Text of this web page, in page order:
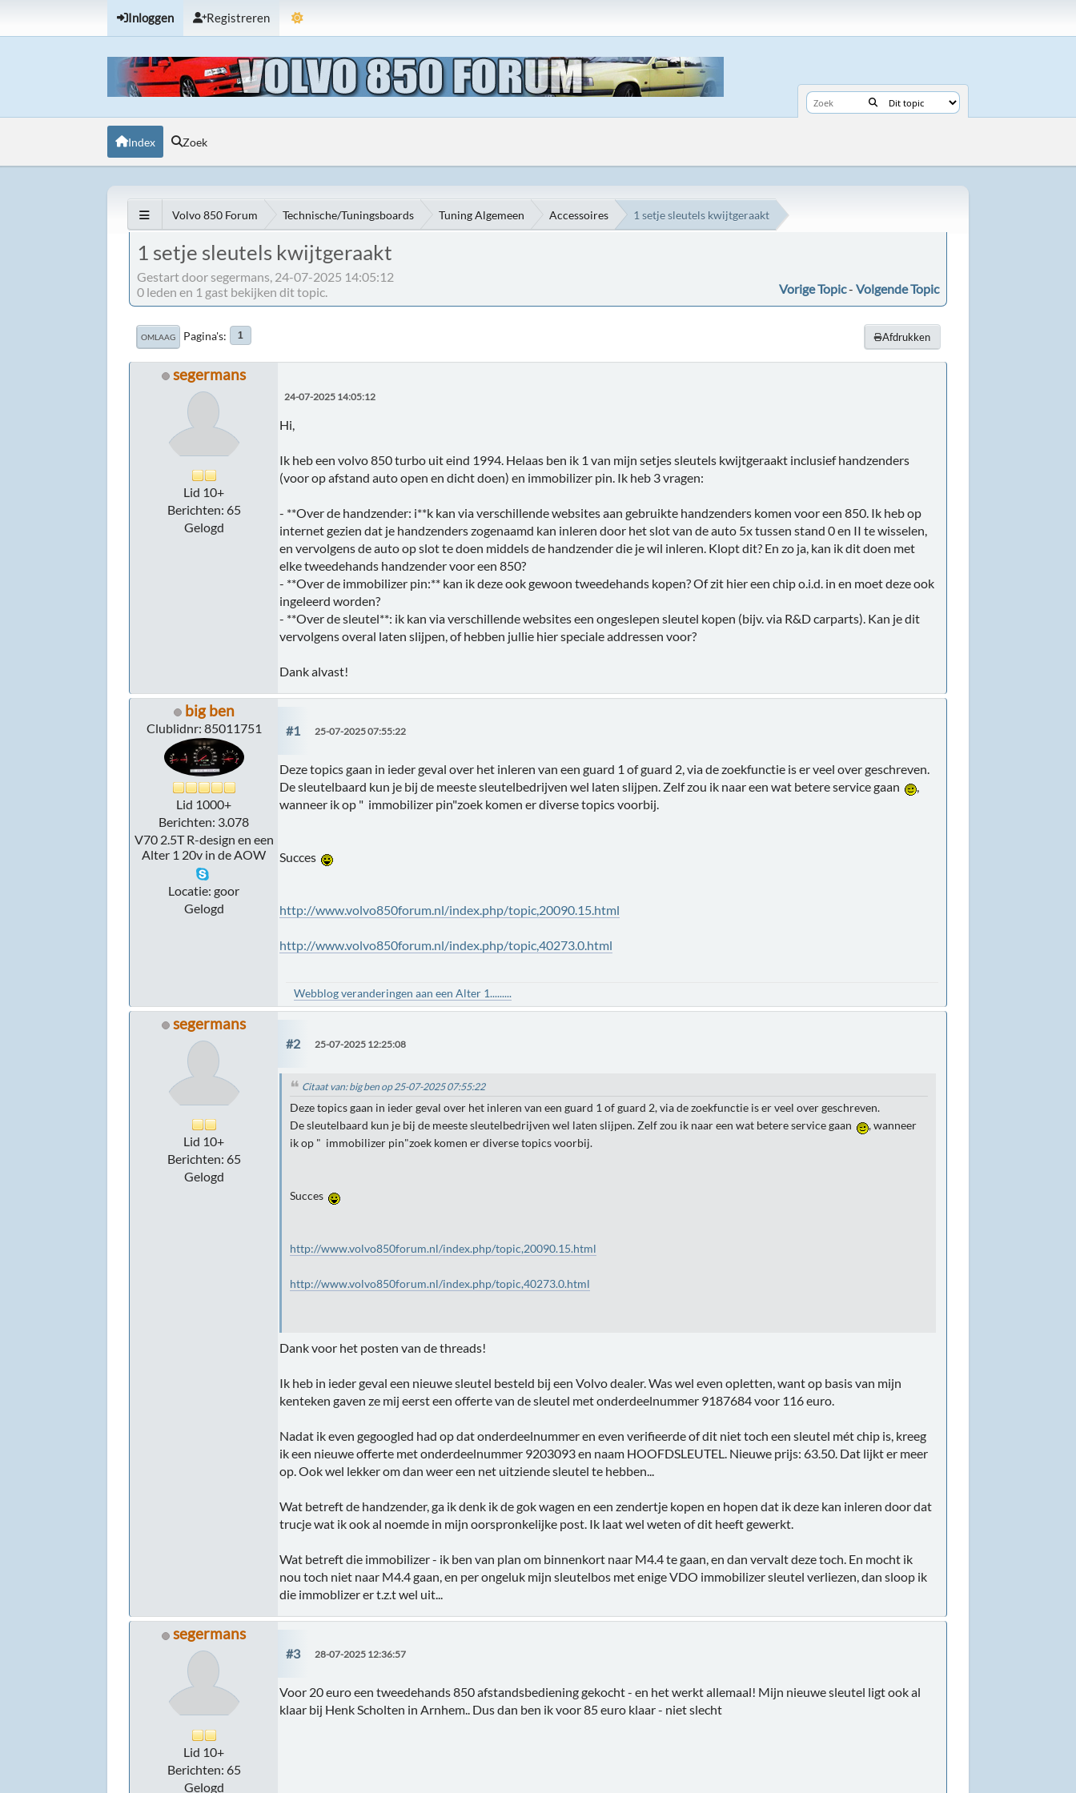
Inloggen Registreren
Index Zoek
Volvo 850 Forum Technische/Tuningsboards Tuning Algemeen Accessoires 1 setje sleutels kwijtgeraakt
1 setje sleutels kwijtgeraakt
Gestart door segermans, 24-07-2025 14:05:12
Vorige Topic- Volgende Topic
0 leden en 1 gast bekijken dit topic.
Afdrukken
OMLAAG Pagina's 1
segermans
Lid 10+
Berichten: 65
Gelogd
24-07-2025 14:05:12
Hi,
Ik heb een volvo 850 turbo uit eind 1994. Helaas ben ik 1 van mijn setjes sleutels kwijtgeraakt inclusief handzenders
(voor op afstand auto open en dicht doen) en immobilizer pin. Ik heb 3 vragen:
- **Over de handzender: i**k kan via verschillende websites aan gebruikte handzenders komen voor een 850. Ik heb op
internet gezien dat je handzenders zogenaamd kan inleren door het slot van de auto 5x tussen stand 0 en II te wisselen,
en vervolgens de auto op slot te doen middels de handzender die je wil inleren. Klopt dit? En zo ja, kan ik dit doen met
elke tweedehands handzender voor een 850?
- **Over de immobilizer pin:** kan ik deze ook gewoon tweedehands kopen? Of zit hier een chip o.i.d. in en moet deze ook
ingeleerd worden?
- **Over de sleutel**: ik kan via verschillende websites een ongeslepen sleutel kopen (bijv. via R&D carparts). Kan je dit
vervolgens overal laten slijpen, of hebben jullie hier speciale addressen voor?
Dank alvast!
big ben
Clublidnr: 85011751
Lid 1000+
Berichten: 3.078
V70 2.5T R-design en een
Alter 1 20v in de AOW
Locatie: goor
Gelogd
#1 25-07-2025 07:55:22
Deze topics gaan in ieder geval over het inleren van een guard 1 of guard 2, via de zoekfunctie is er veel over geschreven.
De sleutelbaard kun je bij de meeste sleutelbedrijven wel laten slijpen. Zelf zou ik naar een wat betere service gaan
wanneer ik op " immobilizer pin"zoek komen er diverse topics voorbij.
Succes
http://www.volvo850forum.nl/index.php/topic,20090.15.html
http://www.volvo850forum.nl/index.php/topic,40273.0.html
Webblog veranderingen aan een Alter 1.........
segermans
Lid 10+
Berichten: 65
Gelogd
#2 25-07-2025 12:25:08
Citaat van: big ben op 25-07-2025 07:55:22
Deze topics gaan in ieder geval over het inleren van een guard 1 of guard 2, via de zoekfunctie is er veel over geschreven.
De sleutelbaard kun je bij de meeste sleutelbedrijven wel laten slijpen. Zelf zou ik naar een wat betere service gaan
, wanneer
ik op " immobilizer pin"zoek komen er diverse topics voorbij.
Succes
http://www.volvo850forum.nl/index.php/topic,20090.15.html
http://www.volvo850forum.nl/index.php/topic,40273.0.html
Dank voor het posten van de threads!
Ik heb in ieder geval een nieuwe sleutel besteld bij een Volvo dealer. Was wel even opletten, want op basis van mijn
kenteken gaven ze mij eerst een offerte van de sleutel met onderdeelnummer 9187684 voor 116 euro.
Nadat ik even gegoogled had op dat onderdeelnummer en even verifieerde of dit niet toch een sleutel mét chip is, kreeg
ik een nieuwe offerte met onderdeelnummer 9203093 en naam HOOFDSLEUTEL. Nieuwe prijs: 63.50. Dat lijkt er meer
op. Ook wel lekker om dan weer een net uitziende sleutel te hebben...
Wat betreft de handzender, ga ik denk ik de gok wagen en een zendertje kopen en hopen dat ik deze kan inleren door dat
trucje wat ik ook al noemde in mijn oorspronkelijke post. Ik laat wel weten of dit heeft gewerkt.
Wat betreft die immobilizer - ik ben van plan om binnenkort naar M4.4 te gaan, en dan vervalt deze toch. En mocht ik
nou toch niet naar M4.4 gaan, en per ongeluk mijn sleutelbos met enige VDO immobilizer sleutel verliezen, dan sloop ik
die immoblizer er t.z.t wel uit...
segermans
Lid 10+
Berichten: 65
Gelogd
#3 28-07-2025 12:36:57
Voor 20 euro een tweedehands 850 afstandsbediening gekocht - en het werkt allemaal! Mijn nieuwe sleutel ligt ook al
klaar bij Henk Scholten in Arnhem.. Dus dan ben ik voor 85 euro klaar - niet slecht